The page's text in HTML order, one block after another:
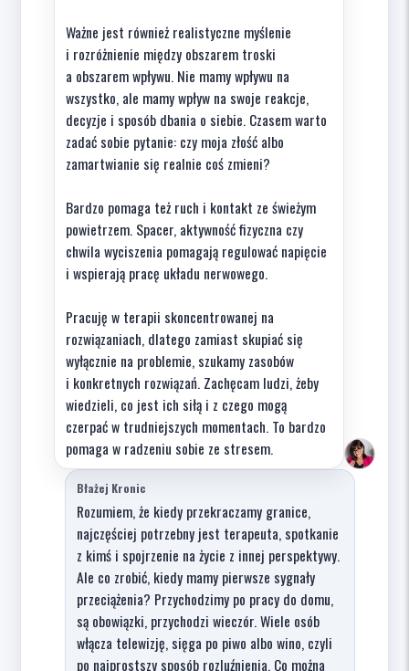
Ważne jest również realistyczne myślenie
i rozróżnienie między obszarem troski
a obszarem wpływu. Nie mamy wpływu na
wszystko, ale mamy wpływ na swoje reakcje,
decyzje i sposób dbania o siebie. Czasem warto
zadać sobie pytanie: czy moja złość albo
zamartwianie się realnie coś zmieni?
Bardzo pomaga też ruch i kontakt ze świeżym
powietrzem. Spacer, aktywność fizyczna czy
chwila wyciszenia pomagają regulować napięcie
i wspierają pracę układu nerwowego.
Pracuję w terapii skoncentrowanej na
rozwiązaniach, dlatego zamiast skupiać się
wyłącznie na problemie, szukamy zasobów
i konkretnych rozwiązań. Zachęcam ludzi, żeby
wiedzieli, co jest ich siłą i z czego mogą
czerpać w trudniejszych momentach. To bardzo
pomaga w radzeniu sobie ze stresem.
Błażej Kronic
Rozumiem, że kiedy przekraczamy granice,
najczęściej potrzebny jest terapeuta, spotkanie
z kimś i spojrzenie na życie z innej perspektywy.
Ale co zrobić, kiedy mamy pierwsze sygnały
przeciążenia? Przychodzimy po pracy do domu,
są obowiązki, przychodzi wieczór. Wiele osób
włącza telewizję, sięga po piwo albo wino, czyli
po najprostszy sposób rozluźnienia. Co można